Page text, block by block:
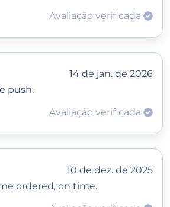
Avaliação verificada
14 de jan. de 2026
push.
Avaliação verificada
10 de dez. de 2025
ordered, on time.